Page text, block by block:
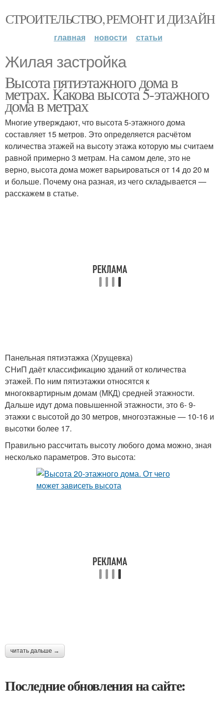
СТРОИТЕЛЬСТВО, РЕМОНТ И ДИЗАЙН
главная новости статьи
Жилая застройка
Высота пятиэтажного дома в
метрах. Какова высота 5-этажного
дома в метрах
Многие утверждают, что высота 5-этажного дома
составляет 15 метров. Это определяется расчётом
количества этажей на высоту этажа которую мы считаем
равной примерно 3 метрам. На самом деле, это не
верно, высота дома может варьироваться от 14 до 20 м
и больше. Почему она разная, из чего складывается —
расскажем в статье.
Панельная пятиэтажка (Хрущевка)
СНиП даёт классификацию зданий от количества
этажей. По ним пятиэтажки относятся к
многоквартирным домам (МКД) средней этажности.
Дальше идут дома повышенной этажности, это 6- 9-
этажки с высотой до 30 метров, многоэтажные — 10-16 и
высотки более 17.
Правильно рассчитать высоту любого дома можно, зная
несколько параметров. Это высота:
читать дальше →
Последние обновления на сайте: